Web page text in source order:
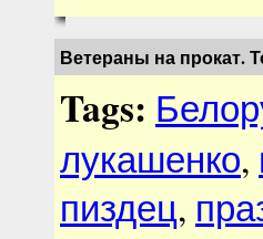
Ветераны на прокат.
Tags:
лукашенко,
пиздец,